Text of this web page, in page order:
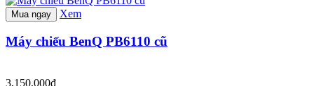
Mua ngay Xem
Máy chiếu BenQ PB6110 cũ
3,150,000đ